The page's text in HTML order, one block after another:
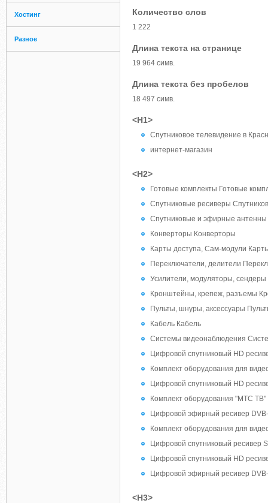
Хостинг
Разное
Количество слов
1 222
Длина текста на странице
19 964 симв.
Длина текста без пробелов
18 497 симв.
<H1>
Спутниковое телевидение в
интернет-магазин
<H2>
Готовые комплекты Готовые
Спутниковые ресиверы
Спутниковые и эфирные
Конверторы Конверторы
Карты доступа, Сам-модули
Переключатели, делители
Усилители, модуляторы,
Кронштейны, крепеж, разъемы
Пульты, шнуры, аксессуары
Кабель Кабель
Системы видеонаблюдения
Цифровой спутниковый HD
Комплект оборудования для
Цифровой спутниковый HD
Комплект оборудования "МТС ТВ"
Цифровой эфирный ресивер
Комплект оборудования для
Цифровой спутниковый ресивер
Цифровой спутниковый HD
Цифровой эфирный ресивер
<H3>